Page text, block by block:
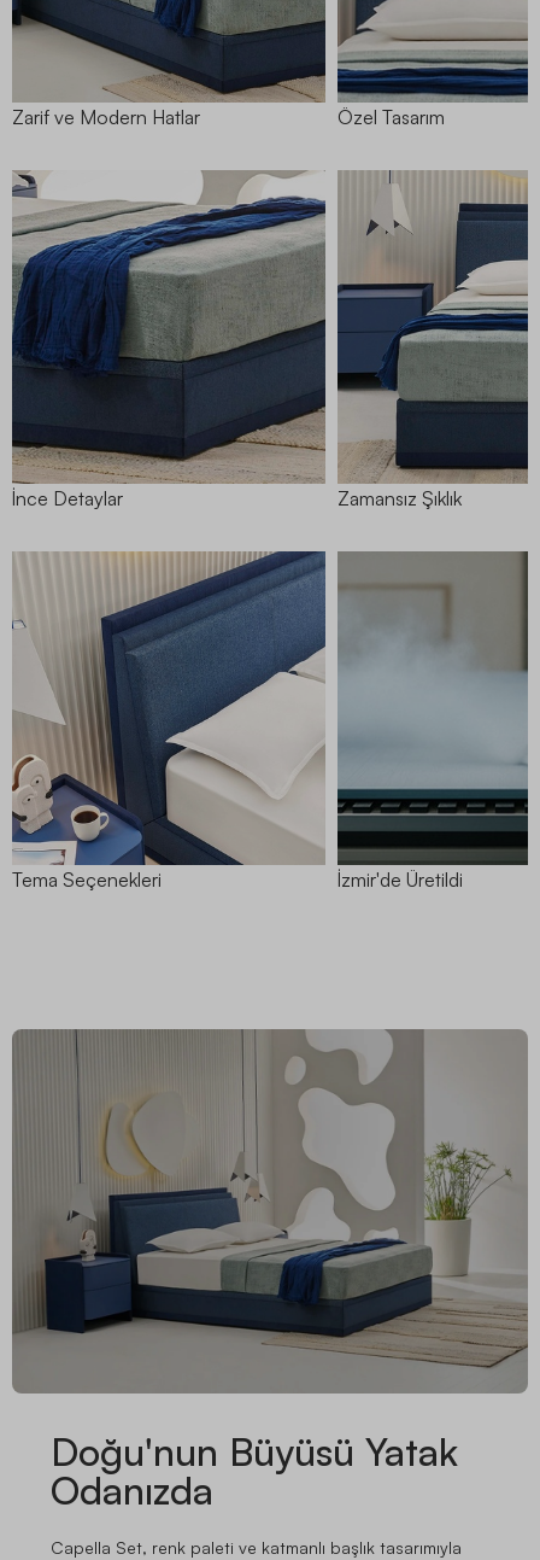
Zarif ve Modern Hatlar Özel Tasarım
İnce Detaylar Zamansız Şıklık
Tema Seçenekleri İzmir'de Üretildi
Doğu'nun Büyüsü Yatak
Odanızda
Capella Set, renk paleti ve katmanlı başlık tasarımıyla